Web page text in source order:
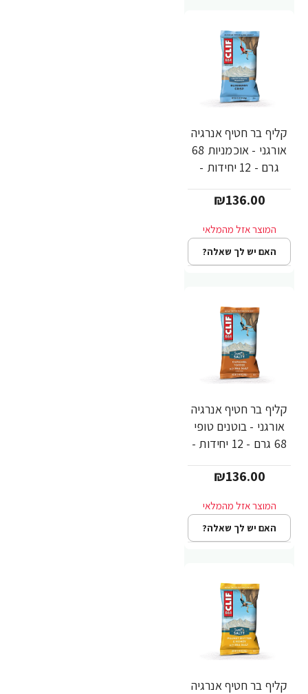
קליף בר חטיף אנרגיה
אורגני - אוכמניות 68
גרם - 12 יחידות -
₪136.00
האם יש לך שאלה?
קליף בר חטיף אנרגיה
אורגני - בוטנים טופי
68 גרם - 12 יחידות -
₪136.00
האם יש לך שאלה?
קליף בר חטיף אנרגיה